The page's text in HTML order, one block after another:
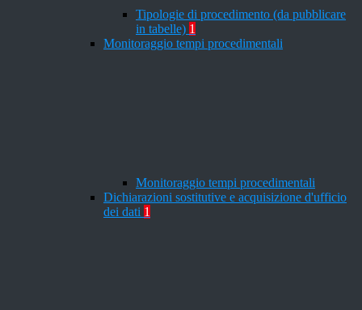
Tipologie di procedimento (da pubblicare
in tabelle) 1
Monitoraggio tempi procedimentali
Monitoraggio tempi procedimentali
Dichiarazioni sostitutive e acquisizione d'ufficio
dei dati 1